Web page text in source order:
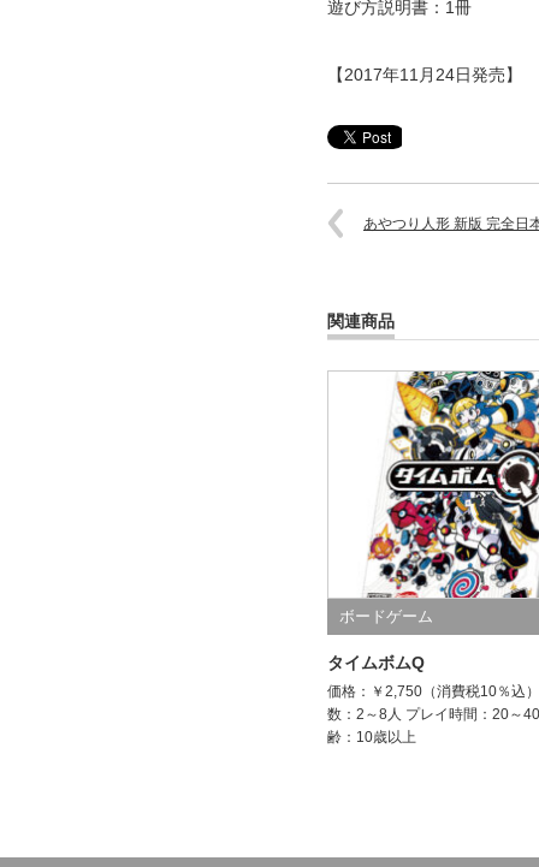
遊び方説明書：1冊
【2017年11月24日発売】
あやつり人形 新版 完全日
関連商品
ボードゲーム
タイムボムQ
価格：￥2,750（消費税10％込
数：2～8人 プレイ時間：20～
齢：10歳以上